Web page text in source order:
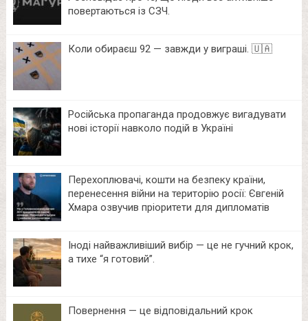
повертаються із СЗЧ.
Коли обираєш 92 — завжди у виграші. 🇺🇦
Російська пропаганда продовжує вигадувати
нові історії навколо подій в Україні
Перехоплювачі, кошти на безпеку країни,
перенесення війни на територію росії: Євгеній
Хмара озвучив пріоритети для дипломатів
Іноді найважливіший вибір — це не гучний крок,
а тихе “я готовий”.
Повернення — це відповідальний крок